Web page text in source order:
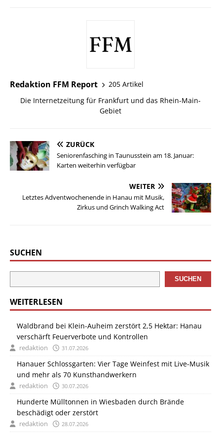
Redaktion FFM Report
205 Artikel
Die Internetzeitung für Frankfurt und das Rhein-Main-
Gebiet
ZURÜCK
Seniorenfasching in Taunusstein am 18. Januar:
Karten weiterhin verfügbar
WEITER
Letztes Adventwochenende in Hanau mit Musik,
Zirkus und Grinch Walking Act
SUCHEN
SUCHEN
WEITERLESEN
Waldbrand bei Klein-Auheim zerstört 2,5 Hektar: Hanau
verschärft Feuerverbote und Kontrollen
redaktion 31.07.2026
Hanauer Schlossgarten: Vier Tage Weinfest mit Live-Musik
und mehr als 70 Kunsthandwerkern
redaktion 30.07.2026
Hunderte Mülltonnen in Wiesbaden durch Brände
beschädigt oder zerstört
redaktion 28.07.2026